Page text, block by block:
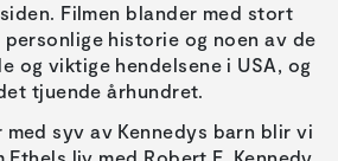
Filmen blander med stort
personlige historie og noen av de
og viktige hendelsene i USA, og
tjuende århundret.
syv av Kennedys barn blir vi